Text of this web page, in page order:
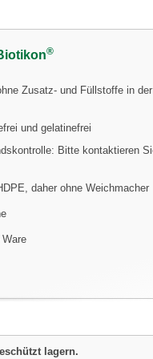
®
Zusatz- und Füllstoffe in der
und gelatinefrei
Bitte kontaktieren
daher ohne Weichmacher
lagern.